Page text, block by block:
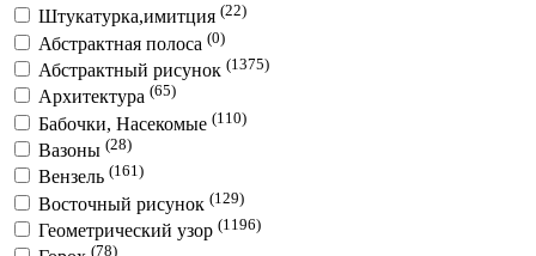
Штукатурка,имитция (22)
Абстрактная полоса (0)
Абстрактный рисунок (1375)
Архитектура (65)
Бабочки, Насекомые (110)
Вазоны (28)
Вензель (161)
Восточный рисунок (129)
Геометрический узор (1196)
(78)